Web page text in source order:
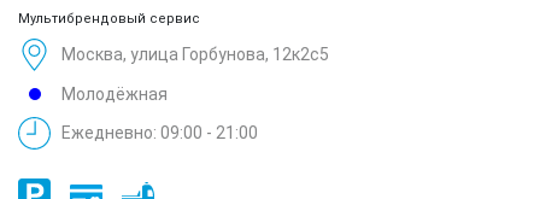
Мультибрендовый сервис
Москва, улица Горбунова, 12к2с5
Молодёжная
Ежедневно: 09:00 - 21:00